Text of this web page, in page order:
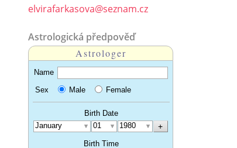
elvirafarkasova@seznam.cz
Astrologická předpověď